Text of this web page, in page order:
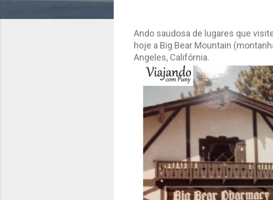
Ando saudosa de lugares que
hoje a Big Bear Mountain
Angeles, Califórnia.